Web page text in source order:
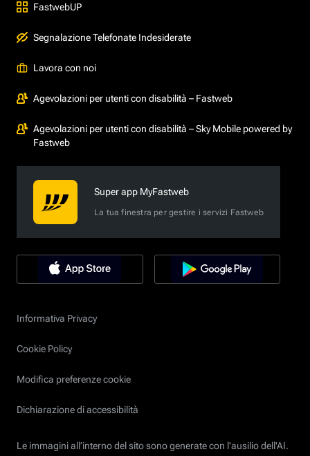
FastwebUP
Segnalazione Telefonate Indesiderate
Lavora con noi
Agevolazioni per utenti con disabilità – Fastweb
Agevolazioni per utenti con disabilità – Sky Mobile powered by
Fastweb
Super app MyFastweb
La tua finestra per gestire i servizi Fastweb
Informativa Privacy
Cookie Policy
Modifica preferenze cookie
Dichiarazione di accessibilità
Le immagini all’interno del sito sono generate con l'ausilio dell'AI.